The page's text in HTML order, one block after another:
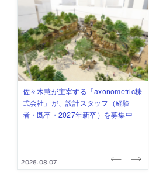
佐々木慧が主宰する「axonometric株
式会社」が、設計スタッフ（経験
者・既卒・2027年新卒）を募集中
2026.08.07
古民家を軸に全国で“価値循環の仕組
み”を作り、リモートワーク主体の働
き方を実践する「株式会社つぎと」
2026.08.03
リノベる株式会社が、設計パートナ
ー (業務委託) を募集中
2026.08.03
社会への影響力のある建築を手掛
け、スタッフ同士で助け合う環境づ
くりも行う「E.A.S.T.architects」
2026.07.31
代官山を拠点に活動する「梅澤竜也 /
ALA INC.」が、設計スタッフ・アル
バイト・事務職を募集中
2026.07.30